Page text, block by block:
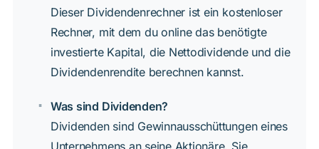
Dieser Dividendenrechner ist ein kostenloser
Rechner, mit dem du online das benötigte
investierte Kapital, die Nettodividende und die
Dividendenrendite berechnen kannst.
Was sind Dividenden?
Dividenden sind Gewinnausschüttungen eines
Unternehmens an seine Aktionäre. Sie